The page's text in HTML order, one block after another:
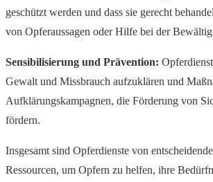
geschützt werden und dass sie gerecht
von Opferaussagen oder Hilfe bei der
Sensibilisierung und Prävention:
Gewalt und Missbrauch aufzuklären und
Aufklärungskampagnen, die Förderung von
fördern.
Insgesamt sind Opferdienste von
Ressourcen, um Opfern zu helfen, ihre